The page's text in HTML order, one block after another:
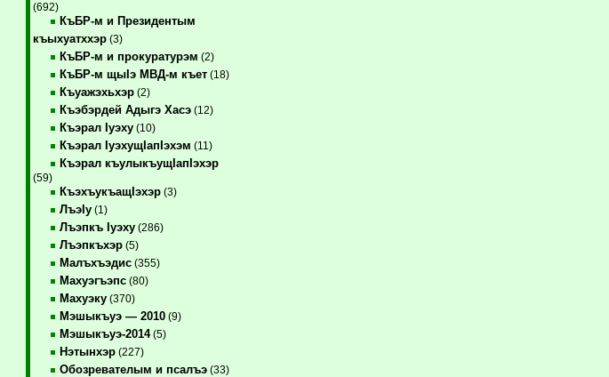
(692)
КъБР-м и Президентым
къыхуатххэр(3)
КъБР-м и прокуратурэм (2)
КъБР-м щыIэ МВД-м къет(18)
Къуажэхьхэр(2)
Къэбэрдей Адыгэ Хасэ(12)
Къэрал Iуэху(10)
Къэрал IуэхущIапIэхэм (11)
Къэрал къулыкъущIапIэхэр
(59)
КъэхъукъащIэхэр(3)
ЛъэIу(1)
Лъэпкъ Iуэху(286)
Лъэпкъхэр(5)
Малъхъэдис(355)
Махуэгъэпс(80)
Махуэку(370)
Мэшыкъуэ — 2010(9)
Мэшыкъуэ-2014(5)
Нэтынхэр(227)
Обозревателым и псалъэ(33)